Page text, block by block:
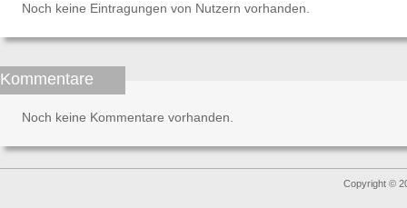
Noch keine Eintragungen von Nutzern vorhanden.
Kommentare
Noch keine Kommentare vorhanden.
Copyright ©